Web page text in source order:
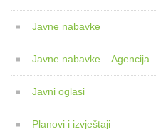
Javne nabavke
Javne nabavke – Agencija
Javni oglasi
Planovi i izvještaji